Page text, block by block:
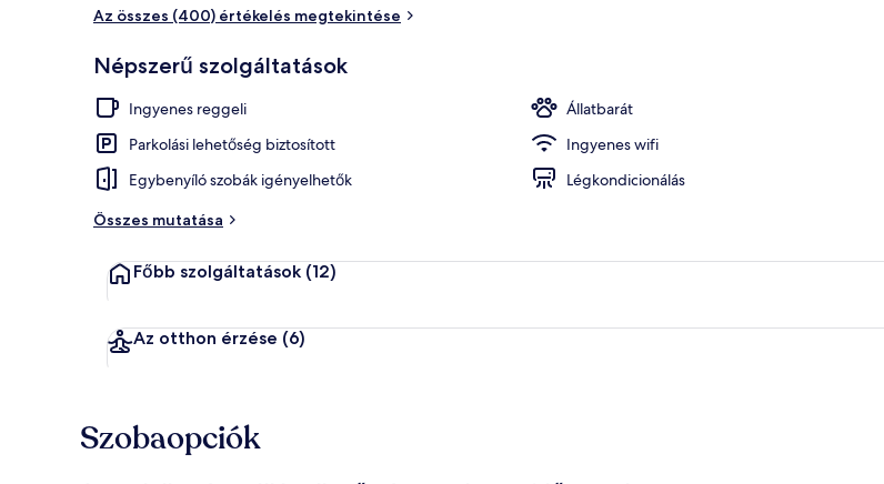
Az összes (400) értékelés megtekintése
Népszerű szolgáltatások
Ingyenes reggeli
Állatbarát
Parkolási lehetőség biztosított
Ingyenes wifi
Egybenyíló szobák igényelhetők
Légkondicionálás
Összes mutatása
Főbb szolgáltatások (12)
Az otthon érzése (6)
Szobaopciók